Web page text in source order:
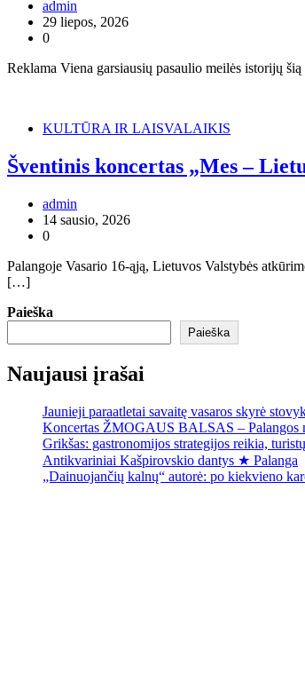
admin
29 liepos, 2026
0
Reklama Viena garsiausių pasaulio meilės istorijų
KULTŪRA IR LAISVALAIKIS
Šventinis koncertas „Mes –
admin
14 sausio, 2026
0
Palangoje Vasario 16-ąją, Lietuvos Valstybės
[…]
Paieška
Paieška
Naujausi įrašai
Jaunieji paraatletai savaitę vasaros skyrė
Koncertas ŽMOGAUS BALSAS – Palangos
Grikšas: gastronomijos strategijos reikia,
Antikvariniai Kašpirovskio dantys ★ Palanga
„Dainuojančių kalnų“ autorė: po kiekvieno